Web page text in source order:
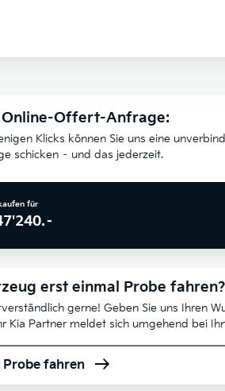
Online-Offert-Anfrage:
Klicks können Sie uns eine
schicken – und das jederzeit.
für
erst einmal Probe fahren?
gerne! Geben Sie uns Ihren
Kia Partner meldet sich umgehend bei
Probe fahren